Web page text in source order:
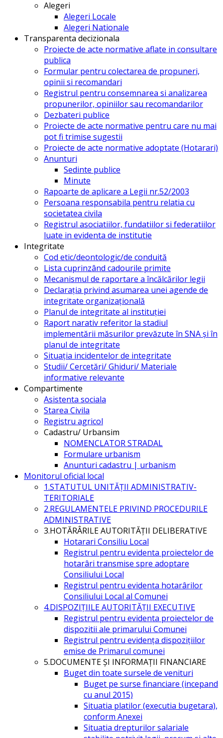
Alegeri
Alegeri Locale
Alegeri Nationale
Transparenta decizionala
Proiecte de acte normative aflate in consultare
publica
Formular pentru colectarea de propuneri,
opinii si recomandari
Registrul pentru consemnarea si analizarea
propunerilor, opiniilor sau recomandarilor
Dezbateri publice
Proiecte de acte normative pentru care nu mai
pot fi trimise sugestii
Proiecte de acte normative adoptate (Hotarari)
Anunturi
Sedinte publice
Minute
Rapoarte de aplicare a Legii nr.52/2003
Persoana responsabila pentru relatia cu
societatea civila
Registrul asociatiilor, fundatiilor si federatiilor
luate in evidenta de institutie
Integritate
Cod etic/deontologic/de conduită
Lista cuprinzând cadourile primite
Mecanismul de raportare a încălcărilor legii
Declarația privind asumarea unei agende de
integritate organizațională
Planul de integritate al instituției
Raport narativ referitor la stadiul
implementării măsurilor prevăzute în SNA și în
planul de integritate
Situația incidentelor de integritate
Studii/ Cercetări/ Ghiduri/ Materiale
informative relevante
Compartimente
Asistenta sociala
Starea Civila
Registru agricol
Cadastru/ Urbansim
NOMENCLATOR STRADAL
Formulare urbanism
Anunturi cadastru | urbanism
Monitorul oficial local
1.STATUTUL UNITĂŢII ADMINISTRATIV-
TERITORIALE
2.REGULAMENTELE PRIVIND PROCEDURILE
ADMINISTRATIVE
3.HOTĂRÂRILE AUTORITĂŢII DELIBERATIVE
Hotarari Consiliu Local
Registrul pentru evidenta proiectelor de
hotarâri transmise spre adoptare
Consiliului Local
Registrul pentru evidenta hotarârilor
Consiliului Local al Comunei
4.DISPOZIŢIILE AUTORITĂŢII EXECUTIVE
Registrul pentru evidenta proiectelor de
dispozitii ale primarului Comunei
Registrul pentru evidența dispozițiilor
emise de Primarul comunei
5.DOCUMENTE ŞI INFORMAŢII FINANCIARE
Buget din toate sursele de venituri
Buget pe surse financiare (incepand
cu anul 2015)
Situatia platilor (executia bugetara),
conform Anexei
Situatia drepturilor salariale